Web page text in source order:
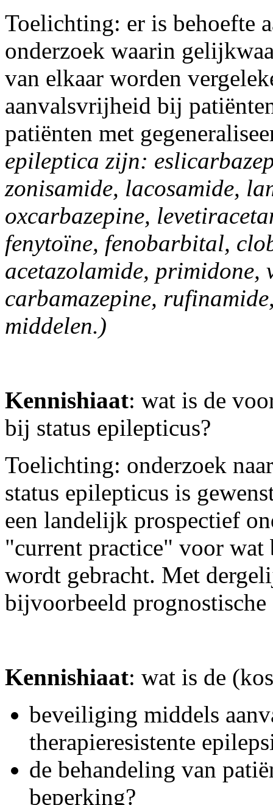
Toelichting: er is behoefte
onderzoek waarin
van elkaar worden
aanvalsvrijheid bij
patiënten met
epileptica zijn:
zonisamide, lacosamide,
oxcarbazepine,
fenytoïne, fenobarbital,
acetazolamide, primidone,
carbamazepine,
middelen.)
Kennishiaat: wat is de
bij status epilepticus?
Toelichting: onderzoek
status epilepticus is
een landelijk prospectief
"current practice" voor wat
wordt gebracht. Met
bijvoorbeeld
Kennishiaat: wat is de
beveiliging middels
therapieresistente
de behandeling van
beperking?